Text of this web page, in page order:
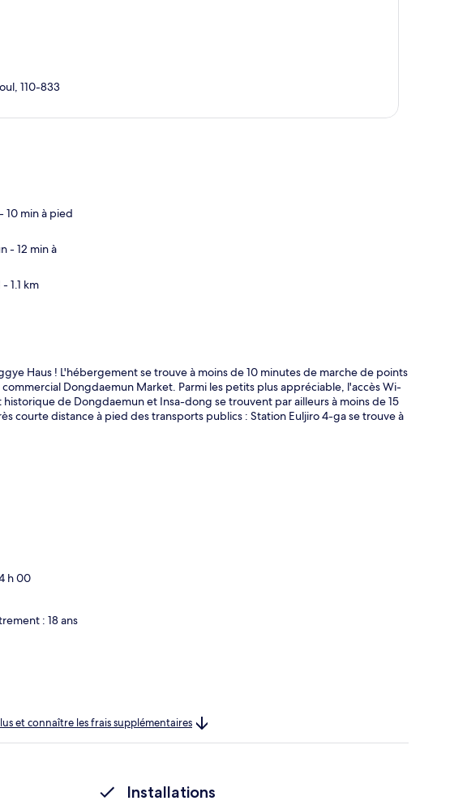
110-833
- 10 min à pied
- 12 min à
- 1.1 km
Haus ! L'hébergement se trouve à moins de 10 minutes de marche de points
Dongdaemun Market. Parmi les petits plus appréciable, l'accès Wi-
de Dongdaemun et Insa-dong se trouvent par ailleurs à moins de 15
courte distance à pied des transports publics : Station Euljiro 4-ga se trouve à
h 00
: 18 ans
et connaître les frais supplémentaires
Installations